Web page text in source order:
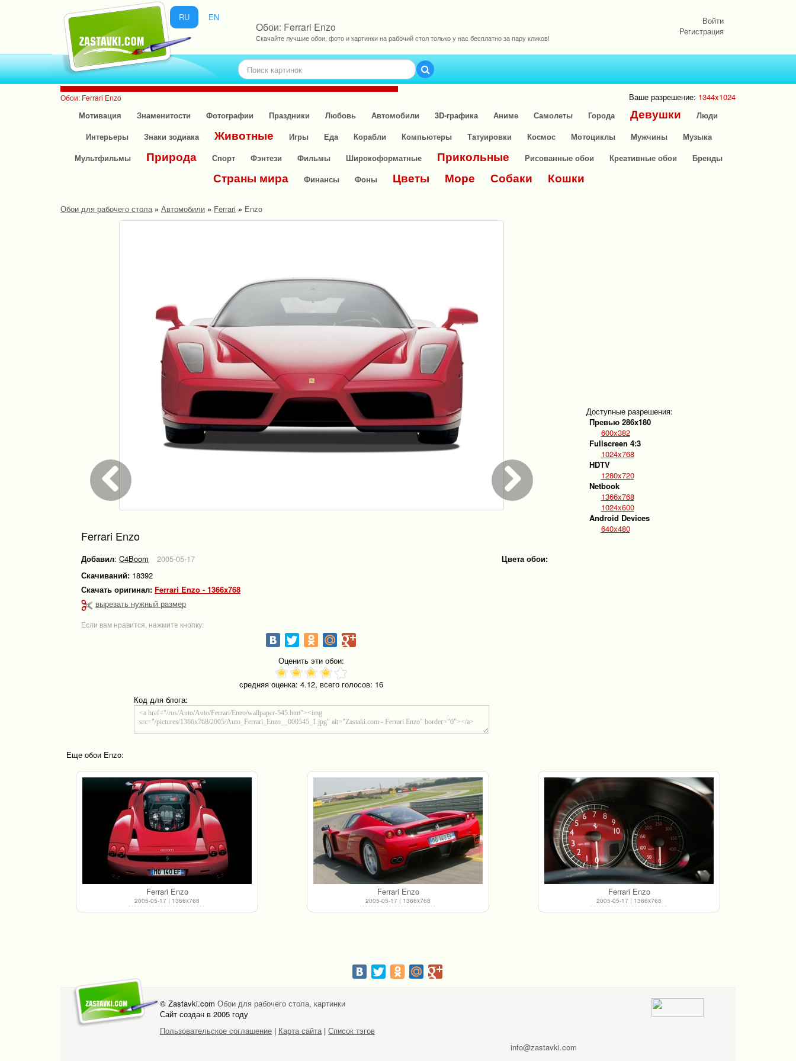
RU EN
Обои: Ferrari Enzo
Скачайте лучшие обои, фото и картинки на рабочий стол только у нас бесплатно за пару кликов!
Войти
Регистрация
Обои: Ferrari Enzo Ваше разрешение: 1344x1024
Мотивация
Знаменитости Фотографии Праздники Любовь Автомобили 3D-графика Аниме Самолеты Города Девушки
Люди
Интерьеры
Знаки зодиака Животные Игры Еда Корабли Компьютеры Татуировки Космос Мотоциклы Мужчины
Музыка
Мультфильмы
Природа Спорт Фэнтези Фильмы Широкоформатные Прикольные Рисованные обои Креативные обои Бренды
Страны мира Финансы Фоны Цветы Море Собаки Кошки
Обои для рабочего стола» Автомобили » Ferrari » Enzo
Ferrari Enzo
Добавил: C4Boom
2005-05-17
Скачиваний: 18392
Скачать оригинал:
Ferrari Enzo - 1366x768
вырезать нужный размер
Цвета обои:
Если вам нравится, нажмите кнопку:
Оценить эти обои:
средняя оценка:4.12, всего голосов: 16
Код для блога:
Доступные разрешения:
Превью 286x180
600x382
Fullscreen 4:3
1024x768
HDTV
1280x720
Netbook
1366x768
1024x600
Android Devices
640x480
Еще обои Enzo:
Ferrari Enzo
2005-05-17 | 1366x768
Ferrari Enzo
2005-05-17 | 1366x768
Ferrari Enzo
2005-05-17 | 1366x768
© Zastavki.com Обои для рабочего стола, картинки
Сайт создан в 2005 году
Пользовательское соглашение | Карта сайта | Список тэгов
info@zastavki.com